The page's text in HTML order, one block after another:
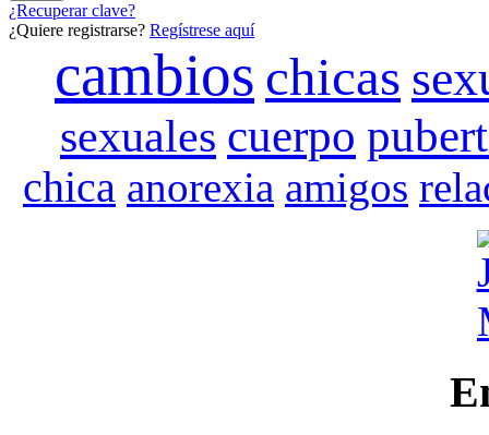
¿Recuperar clave?
¿Quiere registrarse? Regístrese aquí
cambios chicas
sexuales cuerpo
chica anorexia amigos